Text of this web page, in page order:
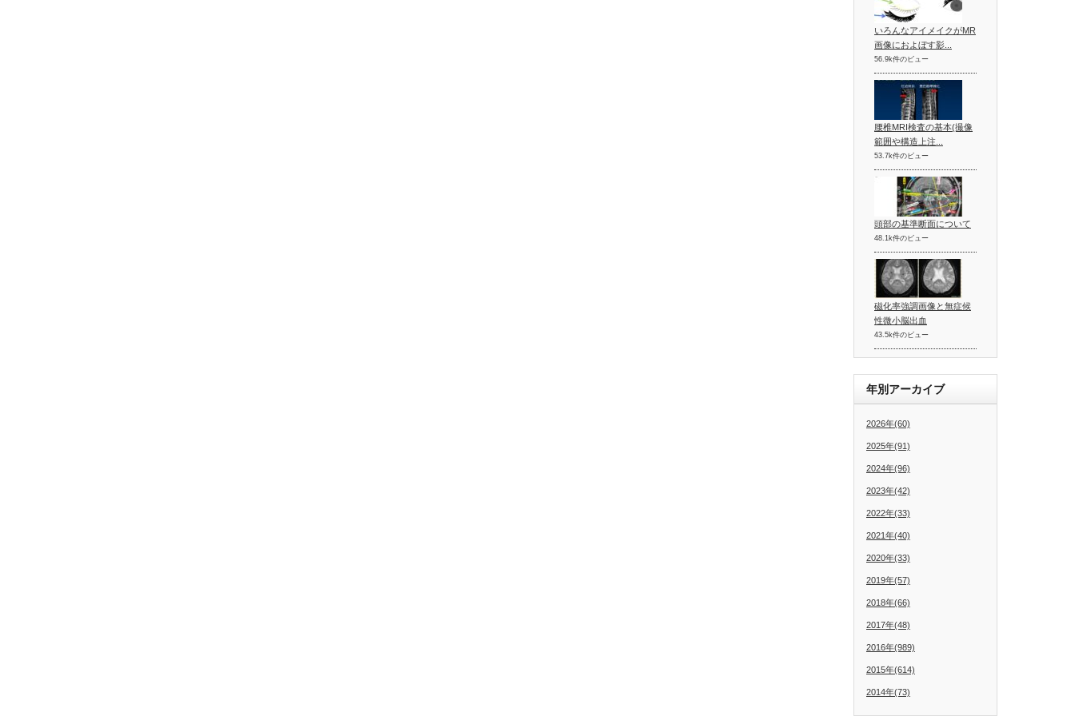
いろんなアイメイクがMR
画像におよぼす影...
56.9k件のビュー
腰椎MRI検査の基本(撮像
範囲や構造上注...
53.7k件のビュー
頭部の基準断面について
48.1k件のビュー
磁化率強調画像と無症候
性微小脳出血
43.5k件のビュー
年別アーカイブ
2026年(60)
2025年(91)
2024年(96)
2023年(42)
2022年(33)
2021年(40)
2020年(33)
2019年(57)
2018年(66)
2017年(48)
2016年(989)
2015年(614)
2014年(73)